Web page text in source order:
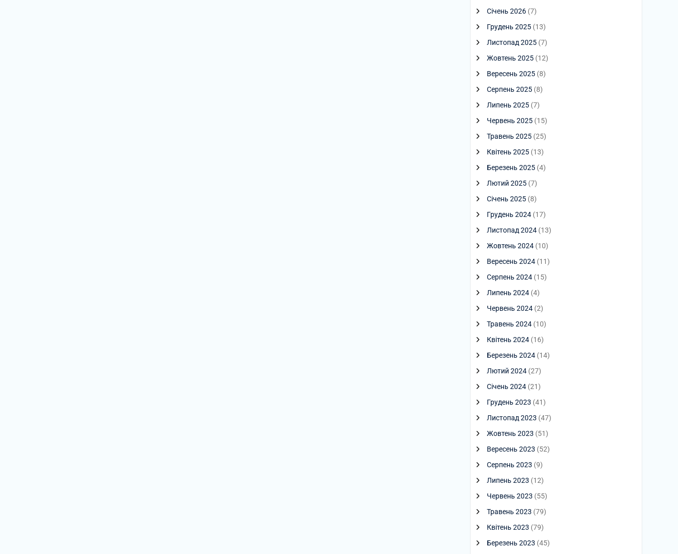
Січень 2026 (7)
Грудень 2025 (13)
Листопад 2025 (7)
Жовтень 2025 (12)
Вересень 2025 (8)
Серпень 2025 (8)
Липень 2025 (7)
Червень 2025 (15)
Травень 2025 (25)
Квітень 2025 (13)
Березень 2025 (4)
Лютий 2025 (7)
Січень 2025 (8)
Грудень 2024 (17)
Листопад 2024 (13)
Жовтень 2024 (10)
Вересень 2024 (11)
Серпень 2024 (15)
Липень 2024 (4)
Червень 2024 (2)
Травень 2024 (10)
Квітень 2024 (16)
Березень 2024 (14)
Лютий 2024 (27)
Січень 2024 (21)
Грудень 2023 (41)
Листопад 2023 (47)
Жовтень 2023 (51)
Вересень 2023 (52)
Серпень 2023 (9)
Липень 2023 (12)
Червень 2023 (55)
Травень 2023 (79)
Квітень 2023 (79)
Березень 2023 (45)